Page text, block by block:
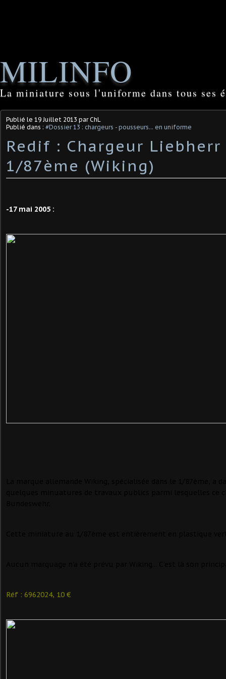
MILINFO
La miniature sous l'uniforme dans tous ses
Publié le 19 Juillet 2013 par ChL
Publié dans : #Dossier 13 : chargeurs - pousseurs... en uniforme
Redif : Chargeur Liebherr
1/87ème (Wiking)
-17 mai 2005 :
Réf : 6962024, 10 €